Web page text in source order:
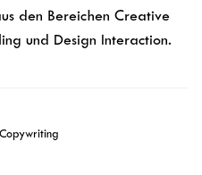
den Bereichen Creative
und Design Interaction.